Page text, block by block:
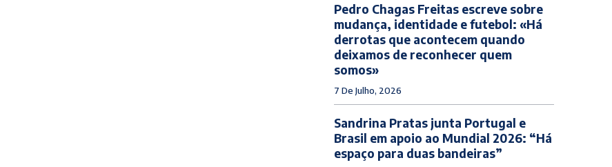
Pedro Chagas Freitas escreve sobre
mudança, identidade e futebol: «Há
derrotas que acontecem quando
deixamos de reconhecer quem
somos»
7 De Julho, 2026
Sandrina Pratas junta Portugal e
Brasil em apoio ao Mundial 2026: “Há
espaço para duas bandeiras”